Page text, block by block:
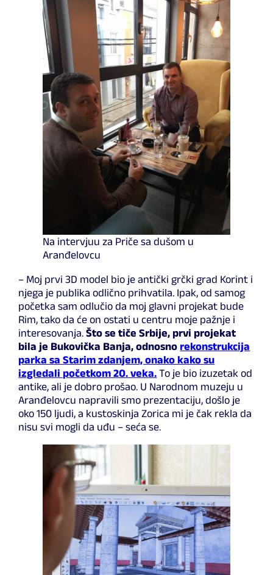
Na intervjuu za Priče sa dušom u
Aranđelovcu
– Moj prvi 3D model bio je antički grčki grad Korint i
njega je publika odlično prihvatila. Ipak, od samog
početka sam odlučio da moj glavni projekat bude
Rim, tako da će on ostati u centru moje pažnje i
interesovanja.Što se tiče Srbije, prvi projekat
bila je Bukovička Banja, odnosno rekonstrukcija
parka sa Starim zdanjem, onako kako su
izgledali početkom 20. veka. To je bio izuzetak od
antike, ali je dobro prošao. U Narodnom muzeju u
Aranđelovcu napravili smo prezentaciju, došlo je
oko 150 ljudi, a kustoskinja Zorica mi je čak rekla da
nisu svi mogli da uđu – seća se.